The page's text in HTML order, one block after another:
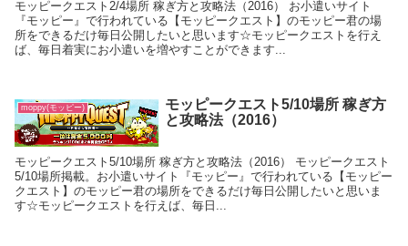
モッピークエスト2/4場所 稼ぎ方と攻略法（2016） お小遣いサイト
『モッピー』で行われている【モッピークエスト】のモッピー君の場
所をできるだけ毎日公開したいと思います☆モッピークエストを行え
ば、毎日着実にお小遣いを増やすことができます...
moppy(モッピー)
モッピークエスト5/10場所 稼ぎ方
と攻略法（2016）
モッピークエスト5/10場所 稼ぎ方と攻略法（2016） モッピークエスト
5/10場所掲載。お小遣いサイト『モッピー』で行われている【モッピー
クエスト】のモッピー君の場所をできるだけ毎日公開したいと思いま
す☆モッピークエストを行えば、毎日...